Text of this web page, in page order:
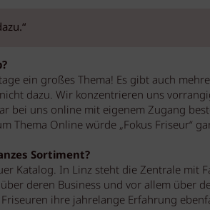
ein großes Thema! Es gibt auch
dazu. Wir konzentrieren uns
bei uns online mit eigenem Zugang
Thema Online würde „Fokus Friseur“
Sortiment?
Katalog. In Linz steht die Zentrale mit
deren Business und vor allem über
ihre jahrelange Erfahrung